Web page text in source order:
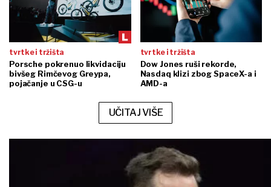
tvrtke i tržišta
Porsche pokrenuo likvidaciju
bivšeg Rimčevog Greypa,
pojačanje u CSG-u
tvrtke i tržišta
Dow Jones ruši rekorde,
Nasdaq klizi zbog SpaceX-a i
AMD-a
UČITAJ VIŠE